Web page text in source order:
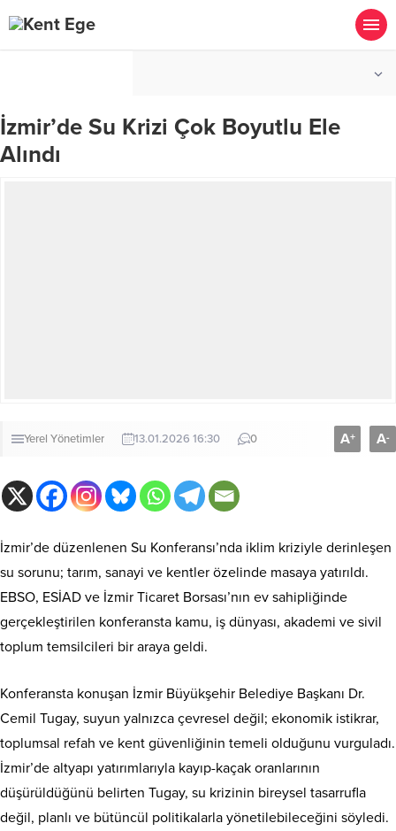
İzmir’de Su Krizi Çok Boyutlu Ele
Alındı
Yerel Yönetimler 13.01.2026 16:30 0 A+ A-
İzmir’de düzenlenen Su Konferansı’nda iklim kriziyle derinleşen
su sorunu; tarım, sanayi ve kentler özelinde masaya yatırıldı.
EBSO, ESİAD ve İzmir Ticaret Borsası’nın ev sahipliğinde
gerçekleştirilen konferansta kamu, iş dünyası, akademi ve sivil
toplum temsilcileri bir araya geldi.
Konferansta konuşan İzmir Büyükşehir Belediye Başkanı Dr.
Cemil Tugay, suyun yalnızca çevresel değil; ekonomik istikrar,
toplumsal refah ve kent güvenliğinin temeli olduğunu vurguladı.
İzmir’de altyapı yatırımlarıyla kayıp-kaçak oranlarının
düşürüldüğünü belirten Tugay, su krizinin bireysel tasarrufla
değil, planlı ve bütüncül politikalarla yönetilebileceğini söyledi.